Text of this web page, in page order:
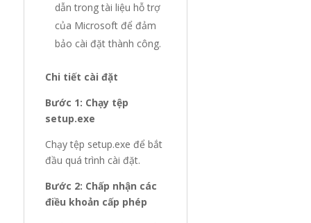
dẫn trong tài liệu hỗ trợ
của Microsoft để đảm
bảo cài đặt thành công.
Chi tiết cài đặt
Bước 1: Chạy tệp
setup.exe
Chạy tệp setup.exe để bắt
đầu quá trình cài đặt.
Bước 2: Chấp nhận các
điều khoản cấp phép